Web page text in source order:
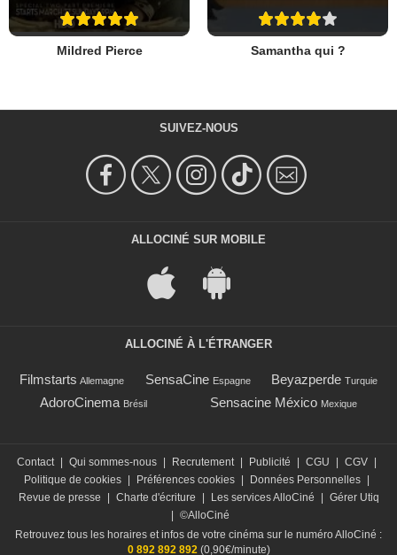
Mildred Pierce Samantha qui ?
SUIVEZ-NOUS
ALLOCINÉ SUR MOBILE
ALLOCINÉ À L'ÉTRANGER
Filmstarts Allemagne SensaCine Espagne Beyazperde Turquie
AdoroCinema Brésil Sensacine México Mexique
Contact Qui sommes-nous Recrutement Publicité CGU CGV
Politique de cookies
Préférences cookies Données Personnelles
Revue de presse
Charte d'écriture Les services AlloCiné
Gérer Utiq
©AlloCiné
Retrouvez tous les horaires et infos de votre cinéma sur le numéro AlloCiné :
0 892 892 892(0,90€/minute)